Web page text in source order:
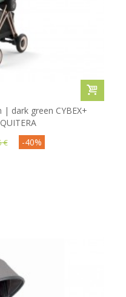
| dark green CYBEX+
€ -40%